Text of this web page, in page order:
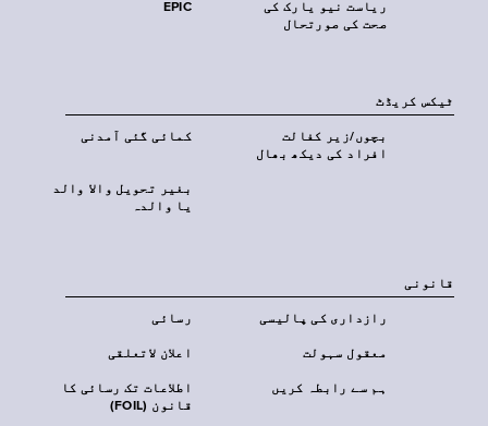
EPIC
ریاست نیو یارک کی
صحت کی صورتحال
ٹیکس کریڈٹ
کمائی گئی آمدنی
بچوں/زیر کفالت
افراد کی دیکھ بھال
بغیر تحویل والا والد
یا والدہ
قانونی
رسائی رازداری کی پالیسی
اعلان لاتعلقی معقول سہولت
اطلاعات تک رسائی کا
قانون (FOIL)
ہم سے رابطہ کریں